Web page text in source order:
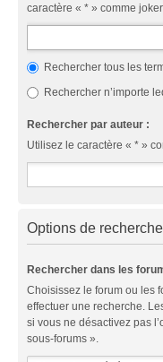
caractère « * » comme
Rechercher tous les
Rechercher n’importe
Rechercher par auteur :
Utilisez le caractère « * »
Options de recherche
Rechercher dans les
Choisissez le forum ou les
effectuer une recherche.
si vous ne désactivez pas
sous-forums ».